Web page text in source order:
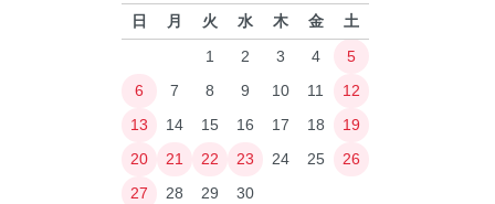
日 月 火 水 木 金
土
1
2 3 4
5
6
7 8 9 10 11
12
13
14 15 16 17 18
19
20
21 22 23 24 25
26
27
28 29 30